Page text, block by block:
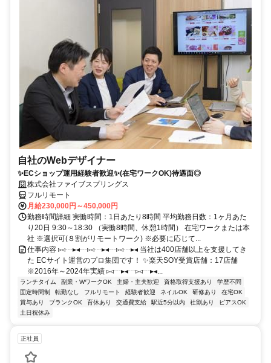
自社のWebデザイナー
✨ECショップ運用経験者歓迎✨(在宅ワークOK)待遇面◎
株式会社ファイブスプリングス
フルリモート
月給230,000円～450,000円
勤務時間詳細 実働時間：1日あたり8時間 平均勤務日数：1ヶ月あた
り20日 9:30～18:30 （実働8時間、休憩1時間） 在宅ワークまたは本
社 ※選択可(８割がリモートワーク) ※必要に応じて...
仕事内容 ▹◃┄▸◂┄▹◃┄▸◂┄▹◃┄▸◂ 当社は400店舗以上を支援してき
た ECサイト運営のプロ集団です！ ✨楽天SOY受賞店舗：17店舗
※2016年～2024年実績 ▹◃┄▸◂┄▹◃┄▸◂...
ランチタイム 副業・WワークOK 主婦・主夫歓迎 資格取得支援あり
学歴不問
固定時間制
転勤なし フルリモート 経験者歓迎 ネイルOK 研修あり
在宅OK
賞与あり
ブランクOK 育休あり 交通費支給 駅近5分以内 社割あり
ピアスOK
土日祝休み
正社員